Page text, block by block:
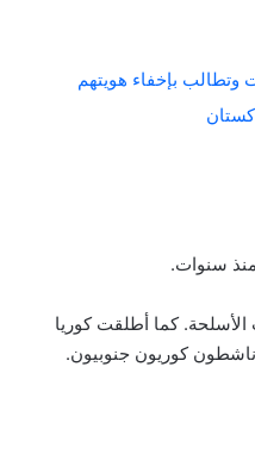
وتطالب بإخفاء هويتهم
منذ سنوات.
الأسلحة. كما أطلقت كوريا
ناشطون كوريون جنوبيون.